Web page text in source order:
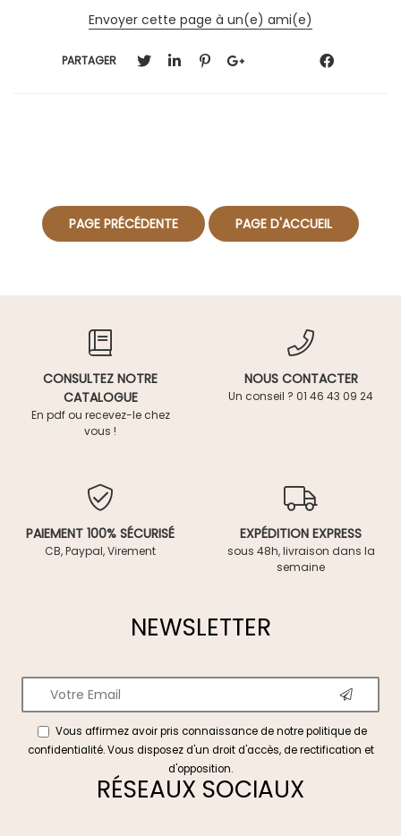
Envoyer cette page à un(e) ami(e)
PARTAGER
CONSULTEZ NOTRE
CATALOGUE
En pdf ou recevez-le chez
vous !
NOUS CONTACTER
Un conseil ? 01 46 43 09 24
PAIEMENT 100% SÉCURISÉ
CB, Paypal, Virement
EXPÉDITION EXPRESS
sous 48h, livraison dans la
semaine
NEWSLETTER
Vous affirmez avoir pris connaissance de notrepolitique de
confidentialité. Vous disposez d'un droit d'accès, de rectification et
d'opposition.
RÉSEAUX SOCIAUX